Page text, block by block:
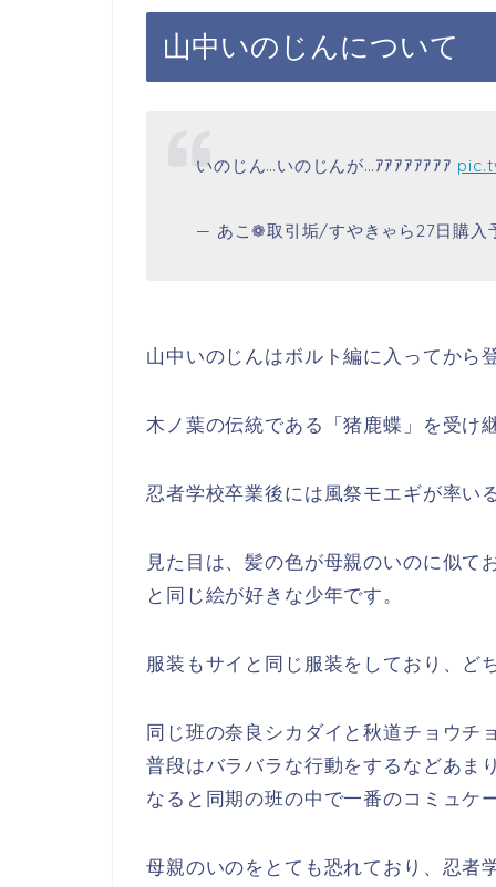
山中いのじんについて
いのじん…いのじんが…ｱｱｱｱｱｱｱｱ
— あこ❁︎取引垢/すやきゃら27日購
山中いのじんはボルト編に入ってから
木ノ葉の伝統である「猪鹿蝶」を受け
忍者学校卒業後には風祭モエギが率い
見た目は、髪の色が母親のいのに似て
と同じ絵が好きな少年です。
服装もサイと同じ服装をしており、ど
同じ班の奈良シカダイと秋道チョウチ
普段はバラバラな行動をするなどあま
なると同期の班の中で一番のコミュケ
母親のいのをとても恐れており、忍者